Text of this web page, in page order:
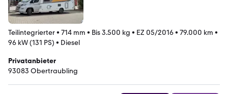
Teilintegrierter• 714 mm • Bis 3.500 kg • EZ 05/2016• 79.000 km •
96 kW (131 PS) • Diesel
Privatanbieter
93083 Obertraubling